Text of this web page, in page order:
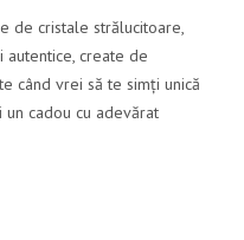
de cristale strălucitoare,
create de
când vrei să te simți unică
cadou cu adevărat